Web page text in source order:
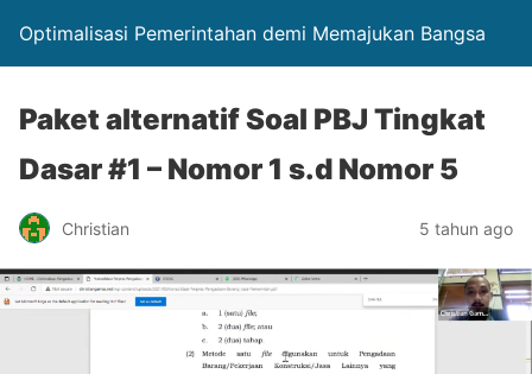
Optimalisasi Pemerintahan demi Memajukan Bangsa
Paket alternatif Soal PBJ Tingkat
Dasar #1 – Nomor 1 s.d Nomor 5
Christian 5 tahun ago